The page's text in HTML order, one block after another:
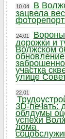
10.04
В
зацвела
24.01
дорожки и
Волжском
обновление
участка
улице
22.01
3D-печать:
облдумы
успехи
дома